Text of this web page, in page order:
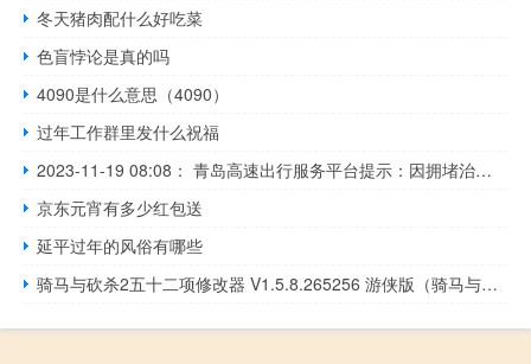
冬天猪肉配什么好吃菜
色盲悖论是真的吗
4090是什么意思（4090）
过年工作群里发什么祝福
2023-11-19 08:08： 青岛高速出行服务平台提示：因拥堵治理施工需要，青新高速城阳北收费站出入口暂时封闭。因改扩建工程施工安排，沈海高速泊里收费站出入口暂时封闭。青银高速青岛段（辽阳东路至流亭站）、前湾港2号疏港高速，龙青高速青岛段，新机场高速，青新高速平度段、即墨段、城阳南收费站，沈海高速莱西段、平度 ​​​
京东元宵有多少红包送
延平过年的风俗有哪些
骑马与砍杀2五十二项修改器 V1.5.8.265256 游侠版（骑马与砍杀2五十二项修改器 V1.5.8.265256 游侠版功能简介）